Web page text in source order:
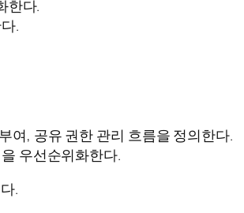
한다.
.
, 공유 권한 관리 흐름을 정의한다.
우선순위화한다.
.